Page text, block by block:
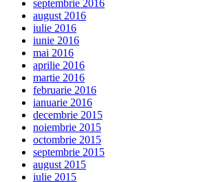
septembrie 2016
august 2016
iulie 2016
iunie 2016
mai 2016
aprilie 2016
martie 2016
februarie 2016
ianuarie 2016
decembrie 2015
noiembrie 2015
octombrie 2015
septembrie 2015
august 2015
iulie 2015